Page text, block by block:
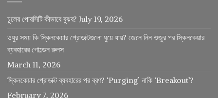
চুলের পোরসিটি কীভাবে বুঝব? July 19, 2026
ওযুর সময় কি স্কিনকেয়ার প্রোডাক্টগুলো ধুয়ে যায়? জেনে নিন ওজুর পর স্কিনকেয়ার
ব্যবহারের গোল্ডেন রুলস
March 11, 2026
স্কিনকেয়ার প্রোডাক্ট ব্যবহারের পর ব্রণ? ‘Purging’ নাকি ‘Breakout’?
February 7, 2026